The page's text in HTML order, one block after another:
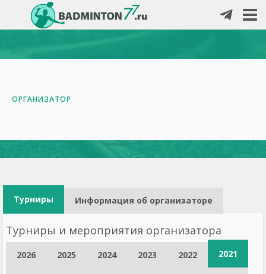
ОРГАНИЗАТОР
Турниры Информация об организаторе
Турниры и мероприятия организатора
2026 2025 2024 2023 2022 2021